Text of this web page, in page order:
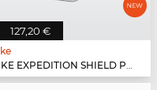
127,20 €
EXPEDITION SHIELD PH IR4361X - 010